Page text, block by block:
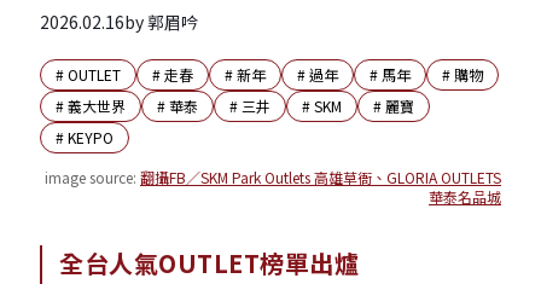
2026.02.16by郭眉吟
#OUTLET #走春 #新年 #過年 # 馬年 # 購物
#義大世界 #華泰 # 三井 #SKM # 麗寶
#KEYPO
image source: 翻攝FB／SKM Park Outlets 高雄草衙、GLORIA OUTLETS
華泰名品城
全台人氣OUTLET榜單出爐